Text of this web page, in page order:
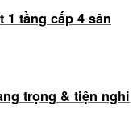
1 tầng cấp 4 sân
trọng & tiện nghi